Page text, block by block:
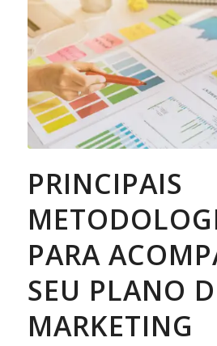
PRINCIPAIS
PARA
SEU PLANO
MARKETING